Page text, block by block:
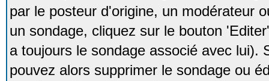
par le posteur d'origine, un modérateur
un sondage, cliquez sur le bouton
a toujours le sondage associé avec lui).
pouvez alors supprimer le sondage ou